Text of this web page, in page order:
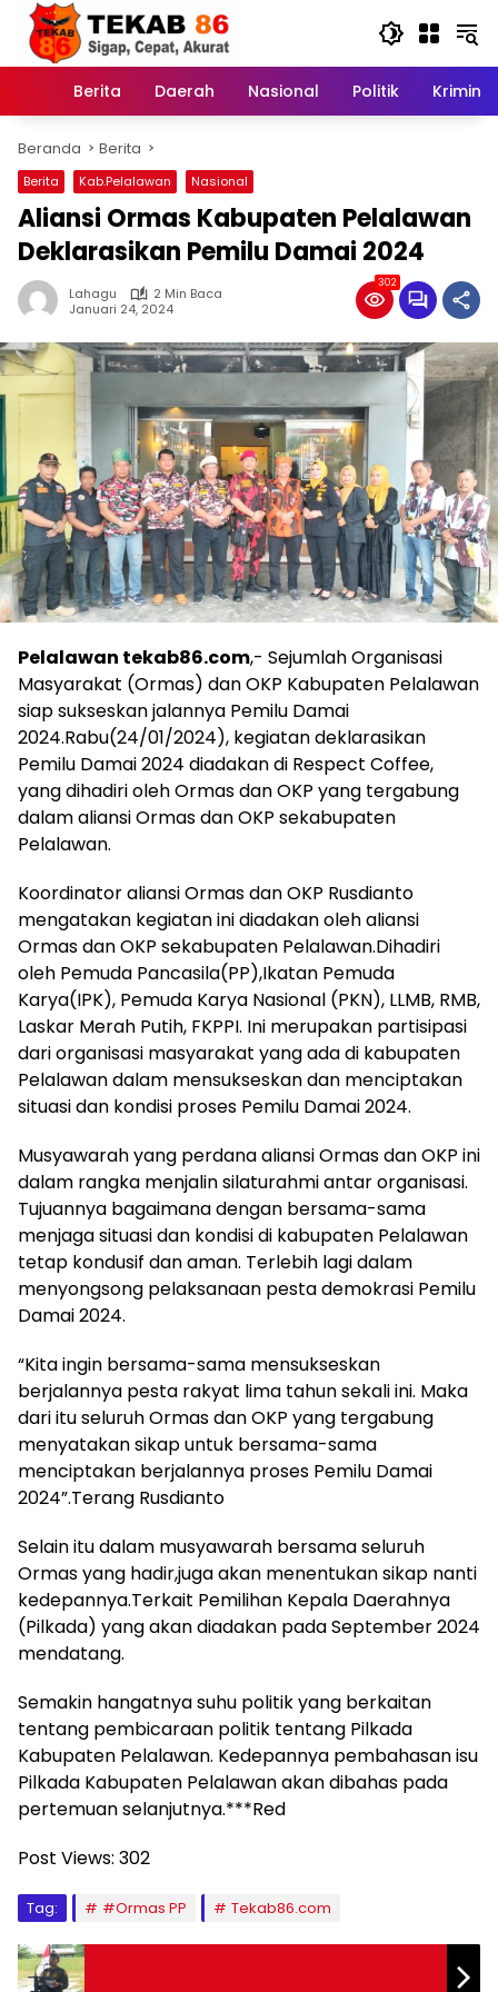
Langsung
konten
Home
Berita Daerah Nasional Politik Kriminal
Beranda Berita
Berita Kab.Pelalawan Nasional
Aliansi Ormas Kabupaten Pelalawan
Deklarasikan Pemilu Damai 2024
Lahagu
2 Min Baca
Januari 24, 2024
302
Pelalawan tekab86.com,- Sejumlah Organisasi
Masyarakat (Ormas) dan OKP Kabupaten Pelalawan
siap sukseskan jalannya Pemilu Damai
2024.Rabu(24/01/2024), kegiatan deklarasikan
Pemilu Damai 2024 diadakan di Respect Coffee,
yang dihadiri oleh Ormas dan OKP yang tergabung
dalam aliansi Ormas dan OKP sekabupaten
Pelalawan.
Koordinator aliansi Ormas dan OKP Rusdianto
mengatakan kegiatan ini diadakan oleh aliansi
Ormas dan OKP sekabupaten Pelalawan.Dihadiri
oleh Pemuda Pancasila(PP),Ikatan Pemuda
Karya(IPK), Pemuda Karya Nasional (PKN), LLMB, RMB,
Laskar Merah Putih, FKPPI. Ini merupakan partisipasi
dari organisasi masyarakat yang ada di kabupaten
Pelalawan dalam mensukseskan dan menciptakan
situasi dan kondisi proses Pemilu Damai 2024.
Musyawarah yang perdana aliansi Ormas dan OKP ini
dalam rangka menjalin silaturahmi antar organisasi.
Tujuannya bagaimana dengan bersama-sama
menjaga situasi dan kondisi di kabupaten Pelalawan
tetap kondusif dan aman. Terlebih lagi dalam
menyongsong pelaksanaan pesta demokrasi Pemilu
Damai 2024.
“Kita ingin bersama-sama mensukseskan
berjalannya pesta rakyat lima tahun sekali ini. Maka
dari itu seluruh Ormas dan OKP yang tergabung
menyatakan sikap untuk bersama-sama
menciptakan berjalannya proses Pemilu Damai
2024”.Terang Rusdianto
Selain itu dalam musyawarah bersama seluruh
Ormas yang hadir,juga akan menentukan sikap nanti
kedepannya.Terkait Pemilihan Kepala Daerahnya
(Pilkada) yang akan diadakan pada September 2024
mendatang.
Semakin hangatnya suhu politik yang berkaitan
tentang pembicaraan politik tentang Pilkada
Kabupaten Pelalawan. Kedepannya pembahasan isu
Pilkada Kabupaten Pelalawan akan dibahas pada
pertemuan selanjutnya.***Red
Post Views: 302
Tag: #Ormas PP Tekab86.com